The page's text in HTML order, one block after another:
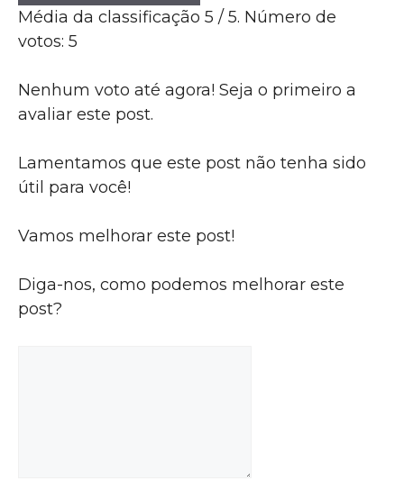
Média da classificação 5 / 5. Número de
votos: 5
Nenhum voto até agora! Seja o primeiro a
avaliar este post.
Lamentamos que este post não tenha sido
útil para você!
Vamos melhorar este post!
Diga-nos, como podemos melhorar este
post?